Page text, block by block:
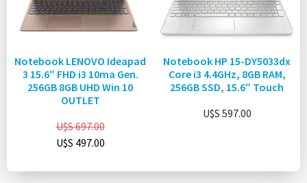
Notebook LENOVO Ideapad
3 15.6″ FHD i3 10ma Gen.
256GB 8GB UHD Win 10
OUTLET
U$S697.00
U$S 497.00
Notebook HP 15-DY5033dx
Core i3 4.4GHz, 8GB RAM,
256GB SSD, 15.6″ Touch
U$S 597.00